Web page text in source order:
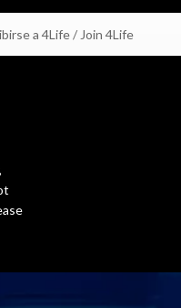
a 4Life / Join 4Life